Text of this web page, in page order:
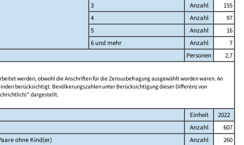
3
Anzahl
155
4
Anzahl
97
5
Anzahl
16
6 und mehr
Anzahl
7
Personen
2,7
werden, obwohl die Anschriften für die Zensusbefragung ausgewählt worden waren. An
berücksichtigt. Bevölkerungszahlen unter Berücksichtigung dieser Differenz von
dargestellt.
Einheit
2022
Anzahl
607
ohne Kind(er) Anzahl
260